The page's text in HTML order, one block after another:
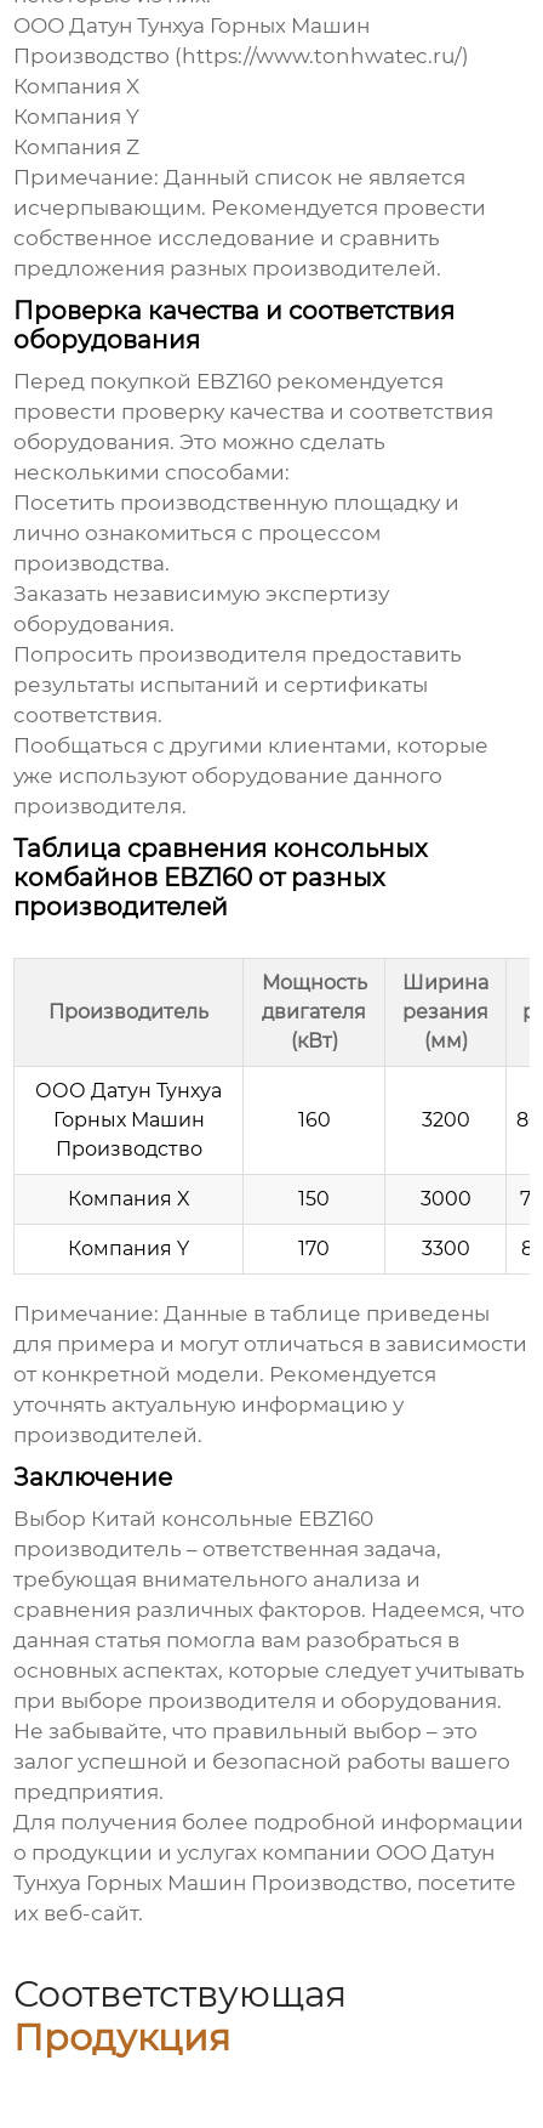
ООО Датун Тунхуа Горных Машин
Производство (https://www.tonhwatec.ru/)
Компания X
Компания Y
Компания Z
Примечание: Данный список не является
исчерпывающим. Рекомендуется провести
собственное исследование и сравнить
предложения разных производителей.
Проверка качества и соответствия
оборудования
Перед покупкой EBZ160 рекомендуется
провести проверку качества и соответствия
оборудования. Это можно сделать
несколькими способами:
Посетить производственную площадку и
лично ознакомиться с процессом
производства.
Заказать независимую экспертизу
оборудования.
Попросить производителя предоставить
результаты испытаний и сертификаты
соответствия.
Пообщаться с другими клиентами, которые
уже используют оборудование данного
производителя.
Таблица сравнения консольных
комбайнов EBZ160 от разных
производителей
Производитель
Мощность
двигателя
(кВт)
Ширина
резания
(мм)
ООО Датун Тунхуа
Горных Машин
Производство
160 3200
Компания X 150 3000
Компания Y 170 3300
Примечание: Данные в таблице приведены
для примера и могут отличаться в зависимости
от конкретной модели. Рекомендуется
уточнять актуальную информацию у
производителей.
Заключение
Выбор Китай консольные EBZ160
производитель – ответственная задача,
требующая внимательного анализа и
сравнения различных факторов. Надеемся, что
данная статья помогла вам разобраться в
основных аспектах, которые следует учитывать
при выборе производителя и оборудования.
Не забывайте, что правильный выбор – это
залог успешной и безопасной работы вашего
предприятия.
Для получения более подробной информации
о продукции и услугах компании ООО Датун
Тунхуа Горных Машин Производство, посетите
их веб-сайт.
Соответствующая
Продукция